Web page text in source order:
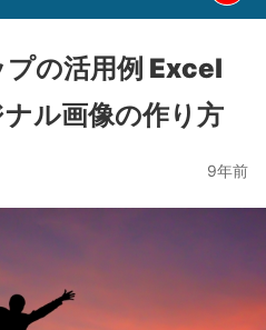
の活用例 Excel
ル画像の作り方
9年前